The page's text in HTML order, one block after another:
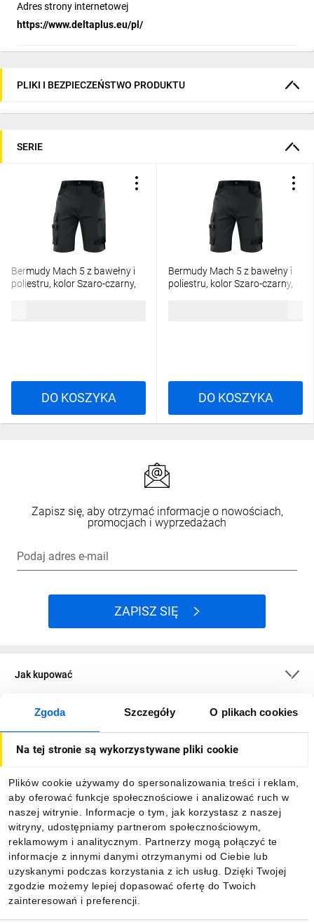
Zgoda Szczegóły O plikach cookies
Na tej stronie są wykorzystywane pliki cookie
Plików cookie używamy do spersonalizowania treści i reklam,
aby oferować funkcje społecznościowe i analizować ruch w
naszej witrynie. Informacje o tym, jak korzystasz z naszej
witryny, udostępniamy partnerom społecznościowym,
reklamowym i analitycznym. Partnerzy mogą połączyć te
informacje z innymi danymi otrzymanymi od Ciebie lub
uzyskanymi podczas korzystania z ich usług. Dzięki Twojej
zgodzie możemy lepiej dopasować ofertę do Twoich
zainteresowań i preferencji.
Adres strony internetowej
https://www.deltaplus.eu/pl/
PLIKI I BEZPIECZEŃSTWO PRODUKTU
SERIE
Bermudy Mach 5 z bawełny i
poliestru, kolor Szaro-czarny,
DO KOSZYKA
Bermudy Mach 5 z bawełny i
poliestru, kolor Szaro-czarny,
DO KOSZYKA
Zapisz się, aby otrzymać informacje o nowościach,
promocjach i wyprzedażach
Podaj adres e-mail
ZAPISZ SIĘ
Jak kupować
O firmie
Informacje
Pobierz naszą aplikację mobilną: